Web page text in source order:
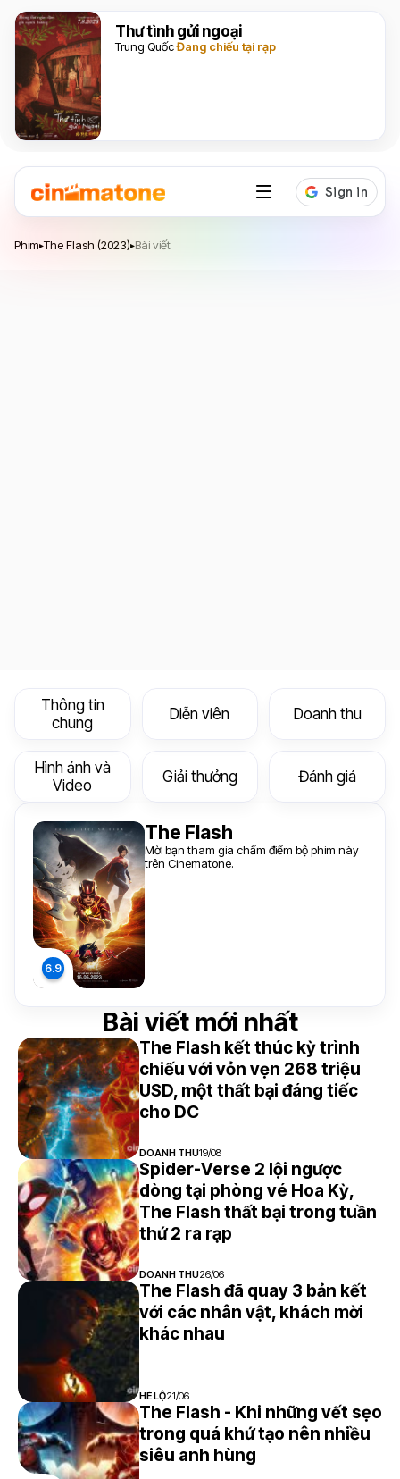
Thư tình gửi ngoại
Trung QuốcĐang chiếu tại rạp
Phim▸The Flash (2023)▸Bài viết
Thông tin
chung
Diễn viên Doanh thu
Hình ảnh và
Video
Giải thưởng Đánh giá
Bài viết mới nhất
The Flash kết thúc kỳ trình
chiếu với vỏn vẹn 268 triệu
USD, một thất bại đáng tiếc
cho DC
DOANH THU19/08
Spider-Verse 2 lội ngược
dòng tại phòng vé Hoa Kỳ,
The Flash thất bại trong tuần
thứ 2 ra rạp
DOANH THU26/06
The Flash đã quay 3 bản kết
với các nhân vật, khách mời
khác nhau
HÉ LỘ21/06
The Flash - Khi những vết sẹo
trong quá khứ tạo nên nhiều
siêu anh hùng
6.9
The Flash
Mời bạn tham gia chấm điểm bộ phim này
trên Cinematone.